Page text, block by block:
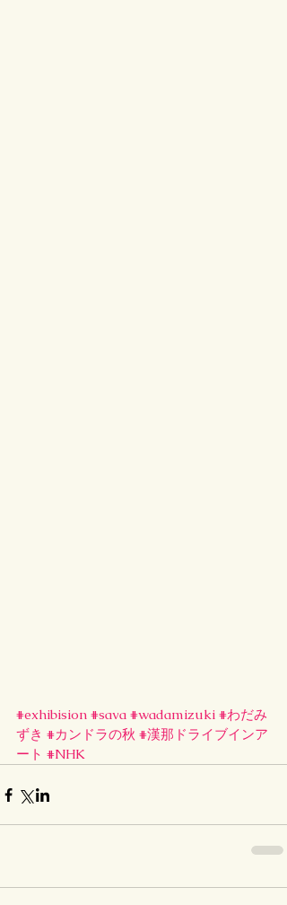
#exhibision #sava #wadamizuki #わだみ
ずき #カンドラの秋 #漢那ドライブインア
ート #NHK